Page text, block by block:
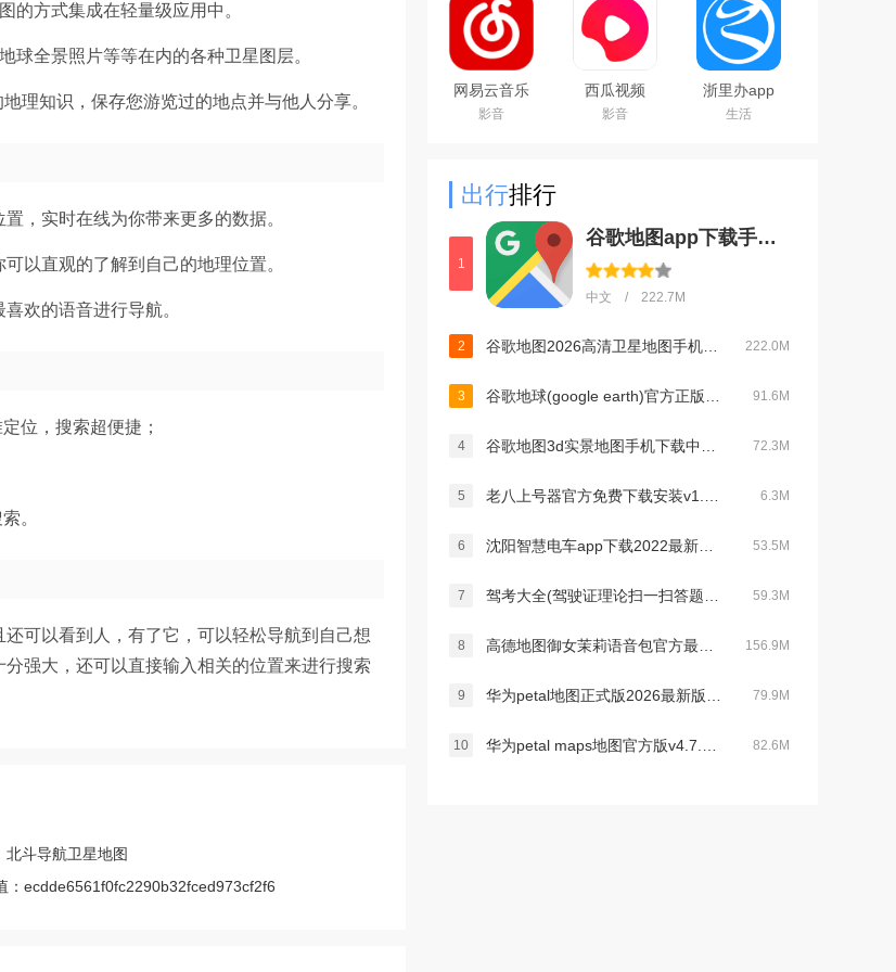
的方式集成在轻量级应用中。
球全景照片等等在内的各种卫星图层。
理知识，保存您游览过的地点并与他人分享。
，实时在线为你带来更多的数据。
以直观的了解到自己的地理位置。
欢的语音进行导航。
位，搜索超便捷；
。
可以看到人，有了它，可以轻松导航到自己想
强大，还可以直接输入相关的位置来进行搜索
北斗导航卫星地图
： ecdde6561f0fc2290b32fced973cf2f6
网易云音乐
下载2025最
新版
影音
西瓜视频
2024最新版
影音
浙里办app
官方下载
2026手机版
生活
出行排行
1
谷歌地图app下载手机版中文版2026最新版v26.12.03手机版
中文 / 222.7M
2 222.0M
3 91.6M
4 72.3M
5 6.3M
6 53.5M
7 59.3M
8 156.9M
9 79.9M
10 82.6M